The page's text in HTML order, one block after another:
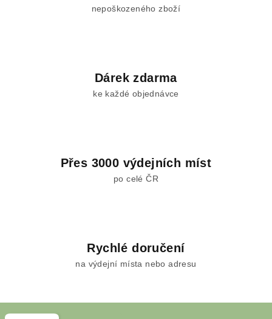
nepoškozeného zboží
Dárek zdarma
ke každé objednávce
Přes 3000 výdejních míst
po celé ČR
Rychlé doručení
na výdejní místa nebo adresu